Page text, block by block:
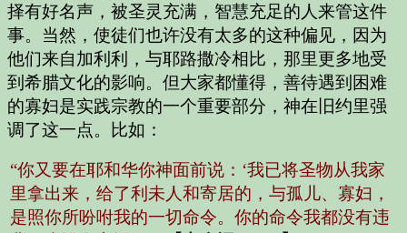
择有好名声，被圣灵充满，智慧充足的人来管这件
事。当然，使徒们也许没有太多的这种偏见，因为
他们来自加利利，与耶路撒冷相比，那里更多地受
到希腊文化的影响。但大家都懂得，善待遇到困难
的寡妇是实践宗教的一个重要部分，神在旧约里强
调了这一点。比如：
“你又要在耶和华你神面前说：‘我已将圣物从我家
里拿出来，给了利未人和寄居的，与孤儿、寡妇，
是照你所吩咐我的一切命令。你的命令我都没有违